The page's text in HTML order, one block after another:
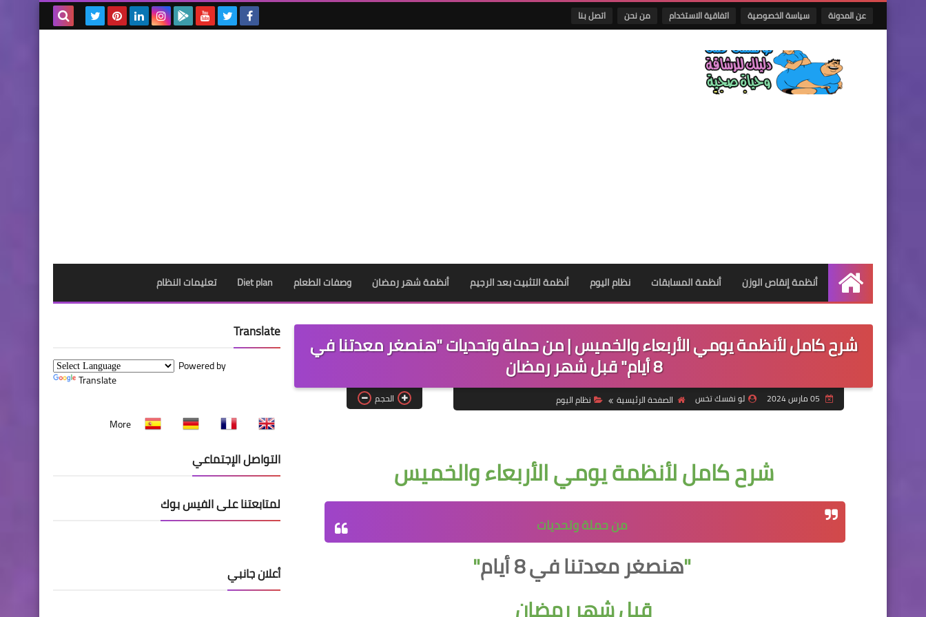
عن المدونة سياسة الخصوصية اتفاقية الاستخدام من نحن اتصل بنا
الرئيسية
أنظمة إنقاص الوزن أنظمة المسابقات نظام اليوم أنظمة التثبيت بعد الرجيم أنظمة شهر رمضان وصفات الطعام Diet plan تعليمات النظام
شرح كامل لأنظمة يومي الأربعاء والخميس | من حملة وتحديات "هنصغر معدتنا في
8 أيام" قبل شهر رمضان
لو نفسك تخس الصفحة الرئيسية نظام اليوم الحجم
شرح كامل لأنظمة يومي الأربعاء والخميس
من حملة وتحديات
"هنصغر معدتنا في 8 أيام
"
Translate
Powered by
Translate
More
التواصل الإجتماعي
لمتابعتنا على الفيس بوك
أعلان جانبي